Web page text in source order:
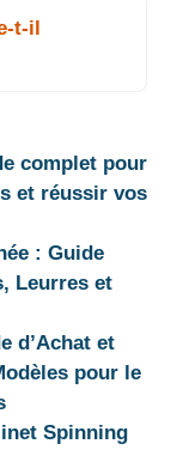
t-il
complet pour
et réussir vos
: Guide
Leurres et
d’Achat et
pour le
Spinning